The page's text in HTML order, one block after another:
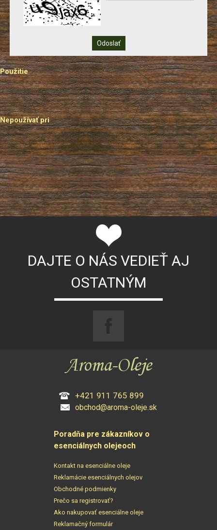
Použitie
Nepoužívať pri
DAJTE O NÁS VEDIEŤ AJ
OSTATNÝM
+421 911 765 899
obchod@aroma-oleje.sk
Poradňa pre zákazníkov o
esenciálnych olejeoch
Kontakt na esenciálne oleje
Reklamácie esenciálnych olejov
Obchodné podmienky
Prečo sa registrovať?
Ako nakupovať esenciálne oleje
Reklamačný formulár